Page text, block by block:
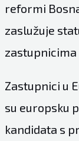
reformi
zaslužuje
zastupnicima
Zastupnici u
su europsku
kandidata s